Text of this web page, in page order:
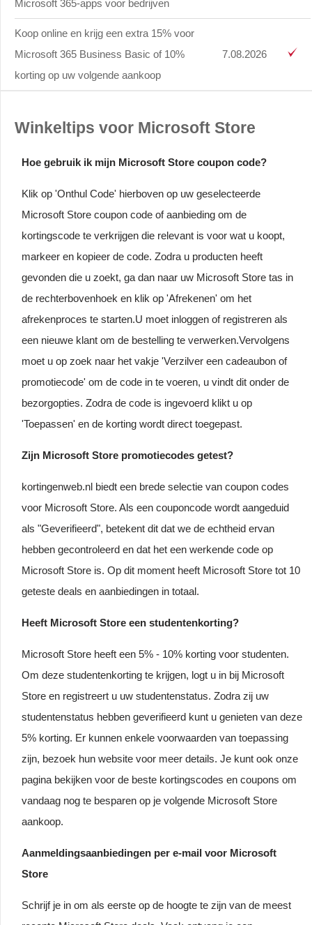
Microsoft 365-apps voor bedrijven
Koop online en krijg een extra 15% voor
Microsoft 365 Business Basic of 10%
korting op uw volgende aankoop
7.08.2026
Winkeltips voor Microsoft Store
Hoe gebruik ik mijn Microsoft Store coupon code?
Klik op 'Onthul Code' hierboven op uw geselecteerde
Microsoft Store coupon code of aanbieding om de
kortingscode te verkrijgen die relevant is voor wat u koopt,
markeer en kopieer de code. Zodra u producten heeft
gevonden die u zoekt, ga dan naar uw Microsoft Store tas in
de rechterbovenhoek en klik op 'Afrekenen' om het
afrekenproces te starten.U moet inloggen of registreren als
een nieuwe klant om de bestelling te verwerken.Vervolgens
moet u op zoek naar het vakje 'Verzilver een cadeaubon of
promotiecode' om de code in te voeren, u vindt dit onder de
bezorgopties. Zodra de code is ingevoerd klikt u op
'Toepassen' en de korting wordt direct toegepast.
Zijn Microsoft Store promotiecodes getest?
kortingenweb.nl biedt een brede selectie van coupon codes
voor Microsoft Store. Als een couponcode wordt aangeduid
als "Geverifieerd", betekent dit dat we de echtheid ervan
hebben gecontroleerd en dat het een werkende code op
Microsoft Store is. Op dit moment heeft Microsoft Store tot 10
geteste deals en aanbiedingen in totaal.
Heeft Microsoft Store een studentenkorting?
Microsoft Store heeft een 5% - 10% korting voor studenten.
Om deze studentenkorting te krijgen, logt u in bij Microsoft
Store en registreert u uw studentenstatus. Zodra zij uw
studentenstatus hebben geverifieerd kunt u genieten van deze
5% korting. Er kunnen enkele voorwaarden van toepassing
zijn, bezoek hun website voor meer details. Je kunt ook onze
pagina bekijken voor de beste kortingscodes en coupons om
vandaag nog te besparen op je volgende Microsoft Store
aankoop.
Aanmeldingsaanbiedingen per e-mail voor Microsoft
Store
Schrijf je in om als eerste op de hoogte te zijn van de meest